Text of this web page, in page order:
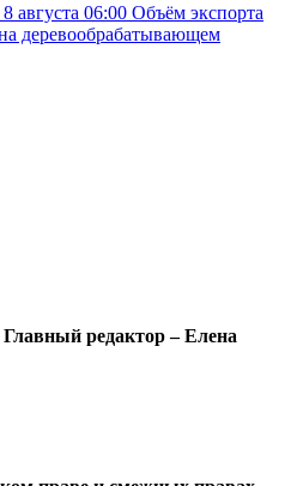
августа 06:00 Объём экспорта
деревообрабатывающем
Главный редактор – Елена